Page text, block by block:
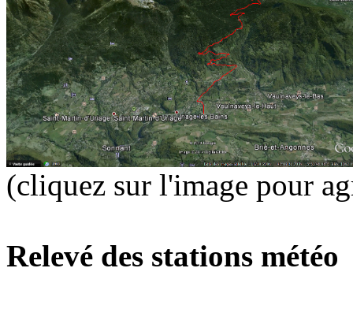
(cliquez sur l'image pour
Relevé des stations météo